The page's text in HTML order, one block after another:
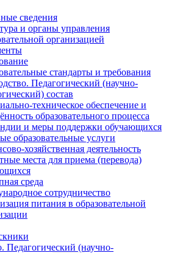
сведения
и органы управления
организацией
стандарты и требования
Педагогический (научно-
состав
техническое обеспечение и
образовательного процесса
и меры поддержки обучающихся
образовательные услуги
хозяйственная деятельность
места для приема (перевода)
среда
сотрудничество
питания в образовательной
Педагогический (научно-